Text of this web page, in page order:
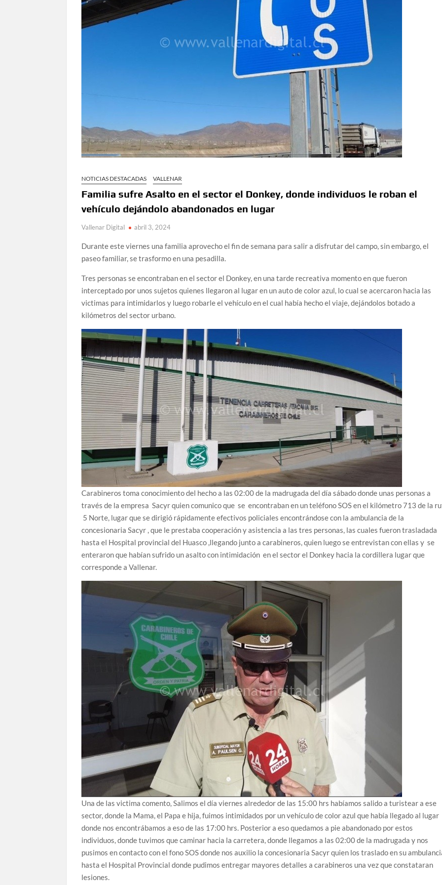
NOTICIAS DESTACADAS VALLENAR
Familia sufre Asalto en el sector el Donkey, donde individuos le roban el
vehículo dejándolo abandonados en lugar
Vallenar Digital abril 3, 2024
Durante este viernes una familia aprovecho el fin de semana para salir a disfrutar del campo, sin embargo, el
paseo familiar, se trasformo en una pesadilla.
Tres personas se encontraban en el sector el Donkey, en una tarde recreativa momento en que fueron
interceptado por unos sujetos quienes llegaron al lugar en un auto de color azul, lo cual se acercaron hacia las
victimas para intimidarlos y luego robarle el vehículo en el cual había hecho el viaje, dejándolos botado a
kilómetros del sector urbano.
Carabineros toma conocimiento del hecho a las 02:00 de la madrugada del día sábado donde unas personas a
través de la empresa Sacyr quien comunico que se encontraban en un teléfono SOS en el kilómetro 713 de la
5 Norte, lugar que se dirigió rápidamente efectivos policiales encontrándose con la ambulancia de la
concesionaria Sacyr , que le prestaba cooperación y asistencia a las tres personas, las cuales fueron trasladada
hasta el Hospital provincial del Huasco ,llegando junto a carabineros, quien luego se entrevistan con ellas y se
enteraron que habían sufrido un asalto con intimidación en el sector el Donkey hacia la cordillera lugar que
corresponde a Vallenar.
Una de las victima comento, Salimos el día viernes alrededor de las 15:00 hrs habíamos salido a turistear a ese
sector, donde la Mama, el Papa e hija, fuimos intimidados por un vehículo de color azul que había llegado al lugar
donde nos encontrábamos a eso de las 17:00 hrs. Posterior a eso quedamos a pie abandonado por estos
individuos, donde tuvimos que caminar hacia la carretera, donde llegamos a las 02:00 de la madrugada y nos
pusimos en contacto con el fono SOS donde nos auxilio la concesionaria Sacyr quien los traslado en su
hasta el Hospital Provincial donde pudimos entregar mayores detalles a carabineros una vez que constataran
lesiones.